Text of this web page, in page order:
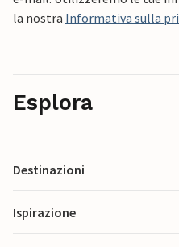
la nostra Informativa sulla
Esplora
Destinazioni
Ispirazione